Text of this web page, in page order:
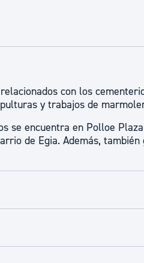
con los
y trabajos de
se encuentra en Polloe
de Egia. Además,